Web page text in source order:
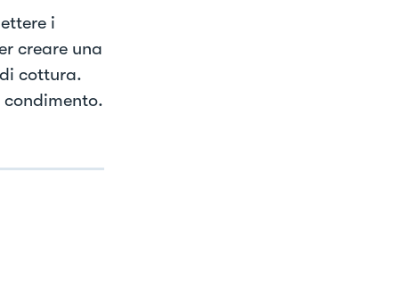
i
creare una
cottura.